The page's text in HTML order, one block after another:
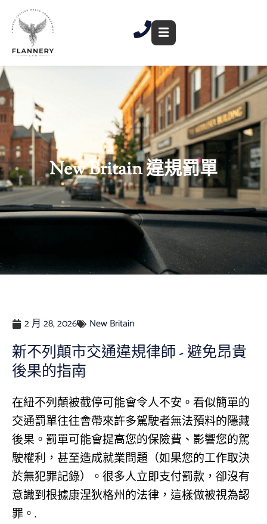
New Britain 違規罰單
2 月 28, 2026 New Britain
新不列顛市交通違規律師 - 避免昂貴
後果的指南
在紐不列顛被截停可能會令人不安。看似簡單的
交通罰單往往會帶來許多駕駛者無法預料的隱藏
後果。罰單可能會提高您的保險費、影響您的駕
駛權利，甚至造成就業問題（如果您的工作取決
於無犯罪記錄）。很多人立即支付罰款，卻沒有
意識到根據康涅狄格州的法律，這樣做被視為認
罪。.